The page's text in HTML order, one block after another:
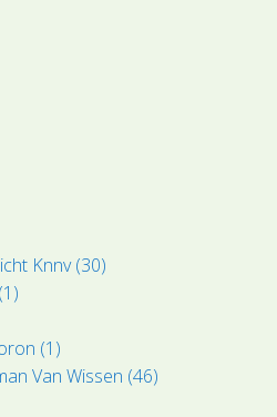
Knnv (30)
(1)
Van Wissen (46)